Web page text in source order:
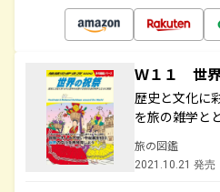
Ｗ１１ 世
歴史と文化に
を旅の雑学と
旅の図鑑
2021.10.21 発売